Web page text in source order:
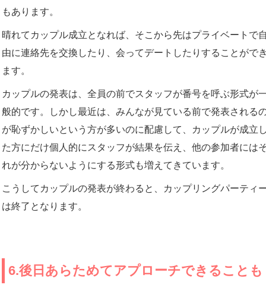
もあります。
晴れてカップル成立となれば、そこから先はプライベートで
由に連絡先を交換したり、会ってデートしたりすることがで
ます。
カップルの発表は、全員の前でスタッフが番号を呼ぶ形式が
般的です。しかし最近は、みんなが見ている前で発表される
が恥ずかしいという方が多いのに配慮して、カップルが成立
た方にだけ個人的にスタッフが結果を伝え、他の参加者には
れが分からないようにする形式も増えてきています。
こうしてカップルの発表が終わると、カップリングパーティ
は終了となります。
6.後日あらためてアプローチできることも